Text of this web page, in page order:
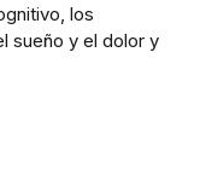
los
sueño y el dolor y